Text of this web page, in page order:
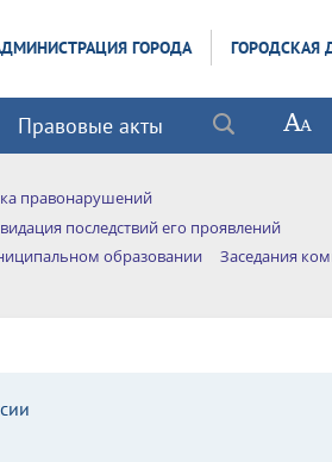
ГОРОДА ГОРОДСКАЯ
Правовые акты
правонарушений
последствий его проявлений
образовании
Заседания